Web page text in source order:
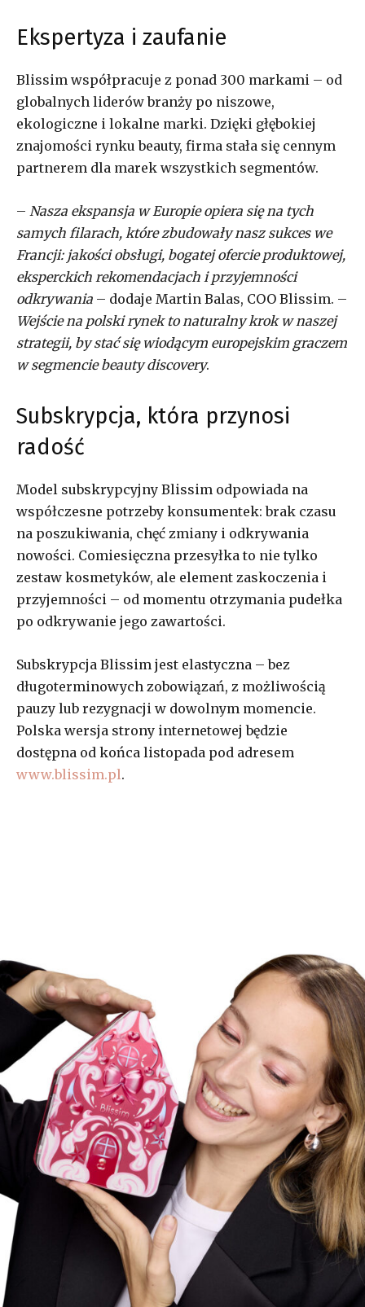
Ekspertyza i zaufanie
Blissim współpracuje z ponad 300 markami – od
globalnych liderów branży po niszowe,
ekologiczne i lokalne marki. Dzięki głębokiej
znajomości rynku beauty, firma stała się cennym
partnerem dla marek wszystkich segmentów.
– Nasza ekspansja w Europie opiera się na tych
samych filarach, które zbudowały nasz sukces we
Francji: jakości obsługi, bogatej ofercie produktowej,
eksperckich rekomendacjach i przyjemności
odkrywania – dodaje Martin Balas, COO Blissim. –
Wejście na polski rynek to naturalny krok w naszej
strategii, by stać się wiodącym europejskim graczem
w segmencie beauty discovery.
Subskrypcja, która przynosi
radość
Model subskrypcyjny Blissim odpowiada na
współczesne potrzeby konsumentek: brak czasu
na poszukiwania, chęć zmiany i odkrywania
nowości. Comiesięczna przesyłka to nie tylko
zestaw kosmetyków, ale element zaskoczenia i
przyjemności – od momentu otrzymania pudełka
po odkrywanie jego zawartości.
Subskrypcja Blissim jest elastyczna – bez
długoterminowych zobowiązań, z możliwością
pauzy lub rezygnacji w dowolnym momencie.
Polska wersja strony internetowej będzie
dostępna od końca listopada pod adresem
www.blissim.pl.